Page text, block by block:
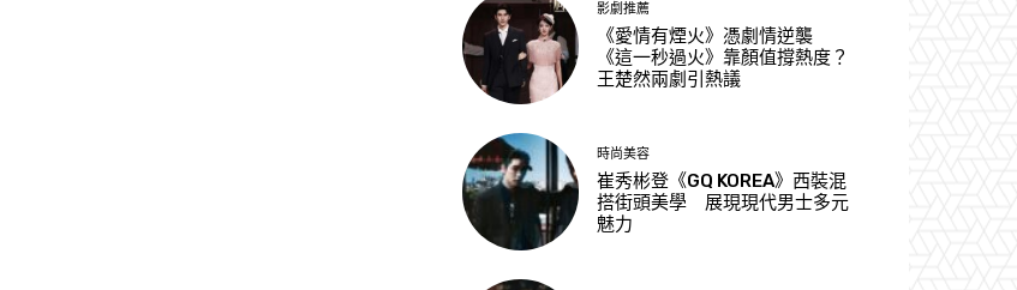
影劇推薦
《愛情有煙火》憑劇情逆襲
《這一秒過火》靠顏值撐熱度？
王楚然兩劇引熱議
時尚美容
崔秀彬登《GQ KOREA》西裝混
搭街頭美學 展現現代男士多元
魅力